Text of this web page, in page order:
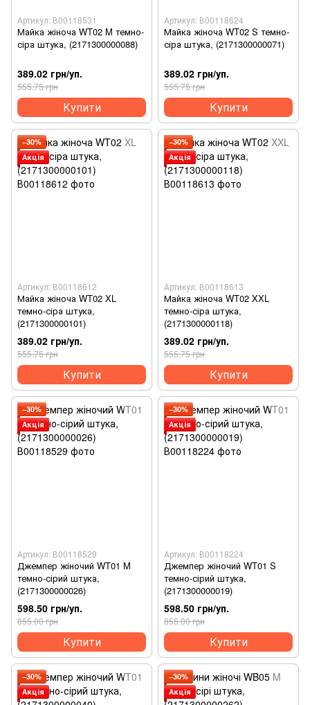
Артикул: В00118531
Майка жіноча WT02 M темно-
сіра штука, (2171300000088)
389.02 грн/уп.
555.75 грн
Купити
Артикул: В00118624
Майка жіноча WT02 S темно-
сіра штука, (2171300000071)
389.02 грн/уп.
555.75 грн
Купити
−30%
Акція
Артикул: В00118612
Майка жіноча WT02 XL
темно-сіра штука,
(2171300000101)
389.02 грн/уп.
555.75 грн
Купити
−30%
Акція
Артикул: В00118613
Майка жіноча WT02 XXL
темно-сіра штука,
(2171300000118)
389.02 грн/уп.
555.75 грн
Купити
−30%
Акція
Артикул: В00118529
Джемпер жіночий WT01 M
темно-сірий штука,
(2171300000026)
598.50 грн/уп.
855.00 грн
Купити
−30%
Акція
Артикул: В00118224
Джемпер жіночий WT01 S
темно-сірий штука,
(2171300000019)
598.50 грн/уп.
855.00 грн
Купити
−30%
Акція
−30%
Акція